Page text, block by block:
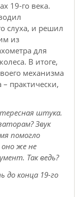
19-го века.
слуха, и решил
из
для
В итоге,
механизма
– практически,
штука.
Звук
помогло
оно же не
Так ведь?
до конца 19-го